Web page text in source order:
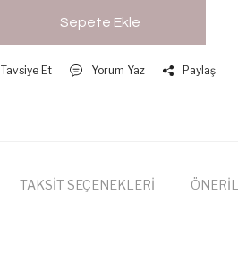
Sepete Ekle
Tavsiye Et Yorum Yaz Paylaş
TAKSİT SEÇENEKLERİ